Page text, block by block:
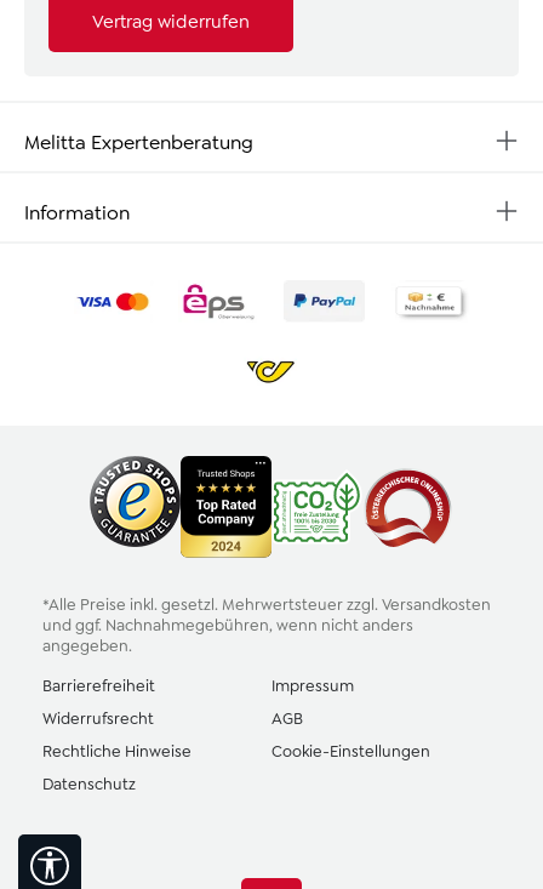
Vertrag widerrufen
Melitta Expertenberatung
Information
*Alle Preise inkl. gesetzl. Mehrwertsteuer zzgl. Versandkosten
und ggf. Nachnahmegebühren, wenn nicht anders
angegeben.
Barrierefreiheit
Impressum
Widerrufsrecht
AGB
Rechtliche Hinweise
Cookie-Einstellungen
Datenschutz
Werkzeugleiste anzeigen